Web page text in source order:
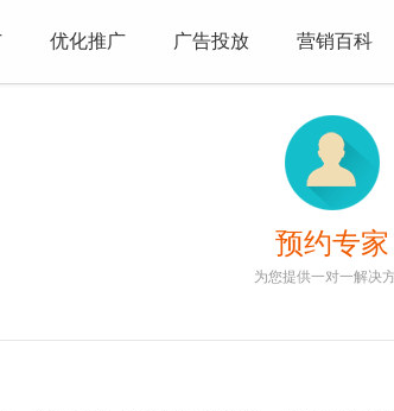
优化推广 广告投放 营销百科
预约专家
为您提供一对一解决